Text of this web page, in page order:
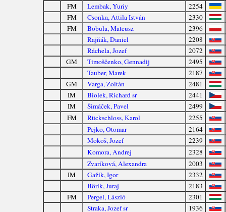
FM
Lembak, Yuriy
2254
FM
Csonka, Attila István
2330
FM
Bobula, Mateusz
2396
Rajňák, Daniel
2208
Ráchela, Jozef
2072
GM
Timoščenko, Gennadij
2495
Tauber, Marek
2187
GM
Varga, Zoltán
2481
IM
Biolek, Richard sr
2441
IM
Šimáček, Pavel
2499
FM
Rückschloss, Karol
2255
Pejko, Otomar
2164
Mokoš, Jozef
2239
Komora, Andrej
2328
Zvaríková, Alexandra
2003
IM
Gažík, Igor
2332
Bôrik, Juraj
2183
FM
Pergel, László
2301
Straka, Jozef sr
1936